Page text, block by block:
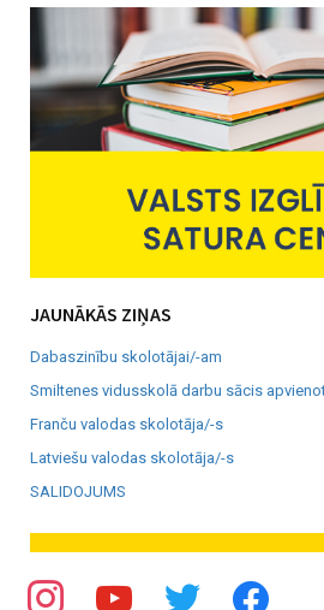
JAUNĀKĀS ZIŅAS
Dabaszinību skolotājai/-am
Smiltenes vidusskolā darbu sācis
Franču valodas skolotāja/-s
Latviešu valodas skolotāja/-s
SALIDOJUMS